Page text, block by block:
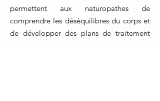
permettent aux naturopathes de
comprendre les déséquilibres du corps et
de développer des plans de traitement